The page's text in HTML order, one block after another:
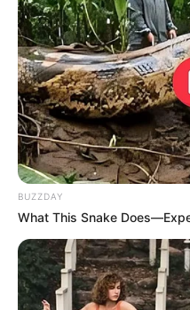
AAYDA Suraxanı
MÜRACİƏTİNİ
yenə palçıq içində
96
BUZZDAY
What This Snake